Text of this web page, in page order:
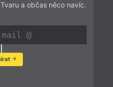
a občas něco navíc.